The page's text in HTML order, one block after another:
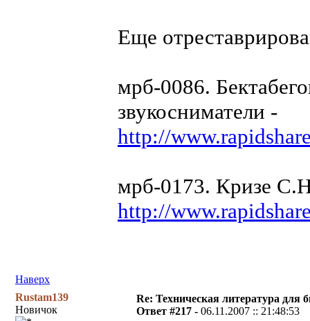
Еще
мрб-0086.
звукосниматели -
http://
мрб-0173. Кризе
http://
Наверх
Rustam139
Новичок
Re: Техническая литература для
Ответ #217 -06.11.2007 :: 21:48:53